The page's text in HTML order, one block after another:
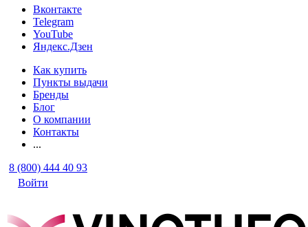
Вконтакте
Telegram
YouTube
Яндекс.Дзен
Как купить
Пункты выдачи
Бренды
Блог
О компании
Контакты
...
8 (800) 444 40 93
Войти